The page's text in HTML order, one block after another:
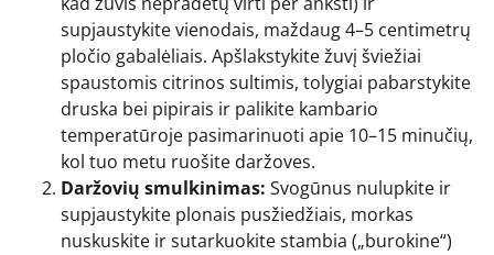
supjaustykite vienodais, maždaug 4–5 centimetrų
pločio gabalėliais. Apšlakstykite žuvį šviežiai
spaustomis citrinos sultimis, tolygiai pabarstykite
druska bei pipirais ir palikite kambario
temperatūroje pasimarinuoti apie 10–15 minučių,
kol tuo metu ruošite daržoves.
Daržovių smulkinimas: Svogūnus nulupkite ir
supjaustykite plonais pusžiedžiais, morkas
nuskuskite ir sutarkuokite stambia („burokine“)